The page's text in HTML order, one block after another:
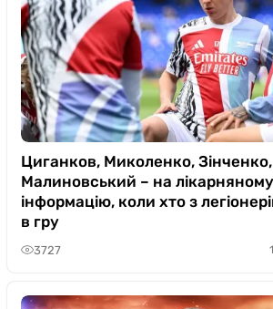
Циганков, Миколенко,
Малиновський – на
інформацію, коли хто з
в гру
3727